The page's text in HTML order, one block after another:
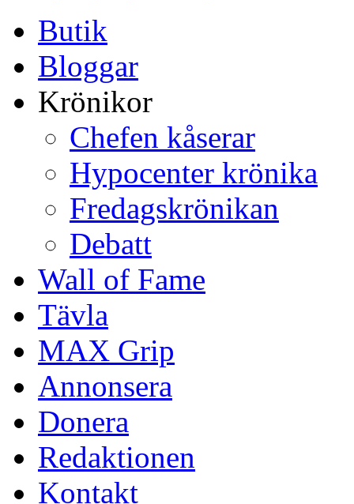
Butik
Bloggar
Krönikor
Chefen kåserar
Hypocenter krönika
Fredagskrönikan
Debatt
Wall of Fame
Tävla
MAX Grip
Annonsera
Donera
Redaktionen
Kontakt